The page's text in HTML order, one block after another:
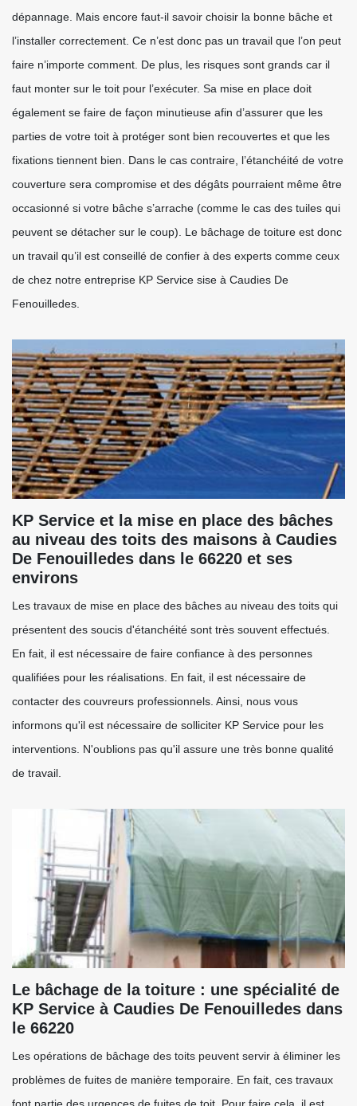
dépannage. Mais encore faut-il savoir choisir la bonne bâche et
l’installer correctement. Ce n’est donc pas un travail que l’on peut
faire n’importe comment. De plus, les risques sont grands car il
faut monter sur le toit pour l’exécuter. Sa mise en place doit
également se faire de façon minutieuse afin d’assurer que les
parties de votre toit à protéger sont bien recouvertes et que les
fixations tiennent bien. Dans le cas contraire, l’étanchéité de votre
couverture sera compromise et des dégâts pourraient même être
occasionné si votre bâche s’arrache (comme le cas des tuiles qui
peuvent se détacher sur le coup). Le bâchage de toiture est donc
un travail qu’il est conseillé de confier à des experts comme ceux
de chez notre entreprise KP Service sise à Caudies De
Fenouilledes.
KP Service et la mise en place des bâches
au niveau des toits des maisons à Caudies
De Fenouilledes dans le 66220 et ses
environs
Les travaux de mise en place des bâches au niveau des toits qui
présentent des soucis d'étanchéité sont très souvent effectués.
En fait, il est nécessaire de faire confiance à des personnes
qualifiées pour les réalisations. En fait, il est nécessaire de
contacter des couvreurs professionnels. Ainsi, nous vous
informons qu'il est nécessaire de solliciter KP Service pour les
interventions. N'oublions pas qu'il assure une très bonne qualité
de travail.
Le bâchage de la toiture : une spécialité de
KP Service à Caudies De Fenouilledes dans
le 66220
Les opérations de bâchage des toits peuvent servir à éliminer les
problèmes de fuites de manière temporaire. En fait, ces travaux